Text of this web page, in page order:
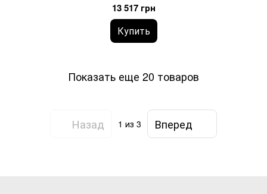
13 517 грн
Купить
Показать еще 20 товаров
Назад 1 из 3 Вперед